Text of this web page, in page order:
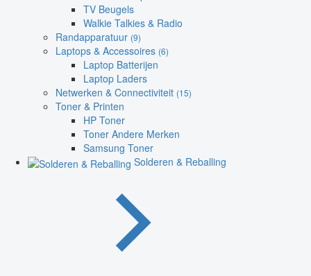
TV Beugels
Walkie Talkies & Radio
Randapparatuur (9)
Laptops & Accessoires (6)
Laptop Batterijen
Laptop Laders
Netwerken & Connectiviteit (15)
Toner & Printen
HP Toner
Toner Andere Merken
Samsung Toner
Solderen & Reballing